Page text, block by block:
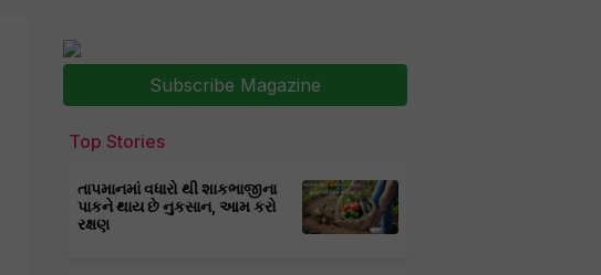
Subscribe Magazine
Top Stories
તાપમાનમાં વધારો થી શાકભાજીના
પાકને થાય છે નુકસાન, આમ કરો
રક્ષણ